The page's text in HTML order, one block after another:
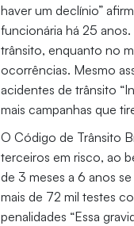
haver um declínio”
funcionária há 25
trânsito, enquanto no
ocorrências. Mesmo
acidentes de trânsito
mais campanhas que
O Código de Trânsito
terceiros em risco, ao
de 3 meses a 6 anos
mais de 72 mil testes
penalidades “Essa